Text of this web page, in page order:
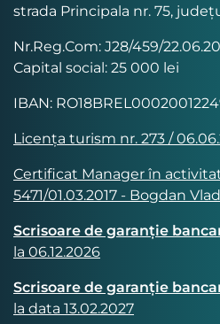
strada Principala nr. 75,
Nr.Reg.Com: J28/459/
Capital social: 25 000 lei
IBAN:
Licența turism nr. 273 /
Certificat Manager în
5471/01.03.2017 - Bogdan
Scrisoare de garanție
la 06.12.2026
Scrisoare de garanție
la data 13.02.2027